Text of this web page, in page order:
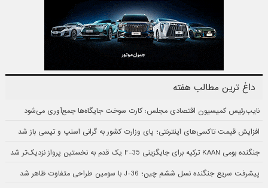
داغ ترین مطالب هفته
نایب‌رئیس کمیسیون اقتصادی مجلس: کارت سوخت جایگاه‌ها جمع‌آوری می‌شود
افزایش قیمت تاکسی‌های اینترنتی؛ پای وزارت کشور به گرانی اسنپ و تپسی باز شد
جنگنده بومی KAAN ترکیه برای جایگزینی F-35 یک قدم به نخستین پرواز نزدیک‌تر شد
پیشرفت سریع جنگنده نسل ششم چین؛ J-36 با سومین طراحی متفاوت ظاهر شد